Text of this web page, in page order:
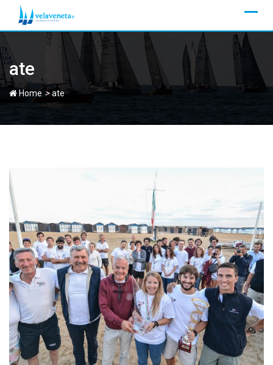
ate
Home >ate